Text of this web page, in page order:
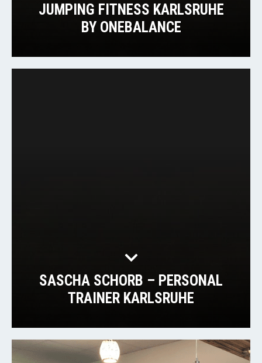
JUMPING FITNESS KARLSRUHE
BY ONEBALANCE
SASCHA SCHORB – PERSONAL
TRAINER KARLSRUHE